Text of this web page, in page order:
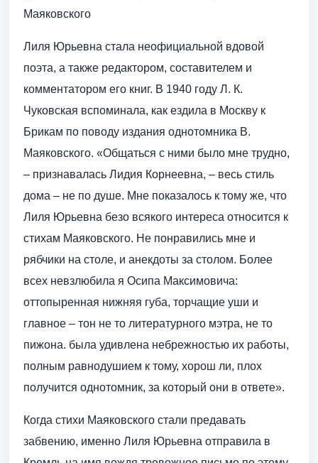
Маяковского
Лиля Юрьевна стала неофициальной вдовой
поэта, а также редактором, составителем и
комментатором его книг. В 1940 году Л. К.
Чуковская вспоминала, как ездила в Москву к
Брикам по поводу издания однотомника В.
Маяковского. «Общаться с ними было мне трудно,
– признавалась Лидия Корнеевна, – весь стиль
дома – не по душе. Мне показалось к тому же, что
Лиля Юрьевна безо всякого интереса относится к
стихам Маяковского. Не понравились мне и
рябчики на столе, и анекдоты за столом. Более
всех невзлюбила я Осипа Максимовича:
оттопыренная нижняя губа, торчащие уши и
главное – тон не то литературного мэтра, не то
пижона. была удивлена небрежностью их работы,
полным равнодушием к тому, хорош ли, плох
получится однотомник, за который они в ответе».
Когда стихи Маяковского стали предавать
забвению, именно Лиля Юрьевна отправила в